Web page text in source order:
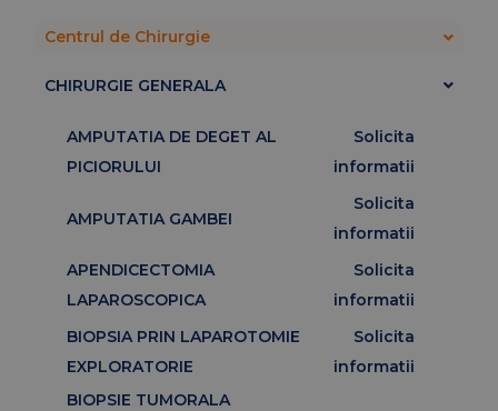
Centrul de Chirurgie
CHIRURGIE GENERALA
AMPUTATIA DE DEGET AL
PICIORULUI
Solicita
informatii
AMPUTATIA GAMBEI
Solicita
informatii
APENDICECTOMIA
LAPAROSCOPICA
Solicita
informatii
BIOPSIA PRIN LAPAROTOMIE
EXPLORATORIE
Solicita
informatii
BIOPSIE TUMORALA